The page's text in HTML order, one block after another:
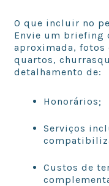
O que incluir no
Envie um briefing
aproximada,
quartos,
detalhamento de:
Honorários;
Serviços
Custos de